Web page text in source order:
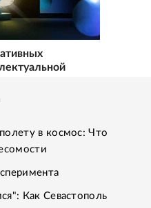
в космос: Что
Как Севастополь